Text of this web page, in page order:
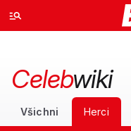
Celebwiki
Všichni Herci